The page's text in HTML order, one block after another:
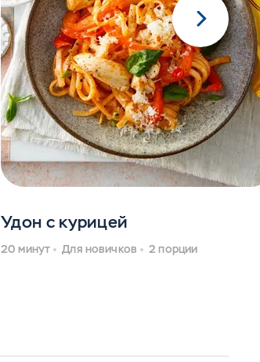
Удон с курицей
20 минут Для новичков 2 порции